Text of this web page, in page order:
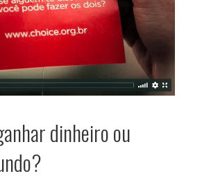
dinheiro ou